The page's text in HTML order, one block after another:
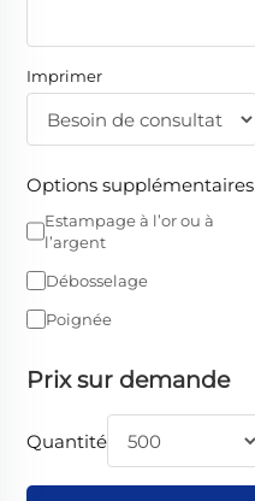
Imprimer
Options supplémentaires
Estampage à l’or ou à
l’argent
Débosselage
Poignée
Prix sur demande
Quantité